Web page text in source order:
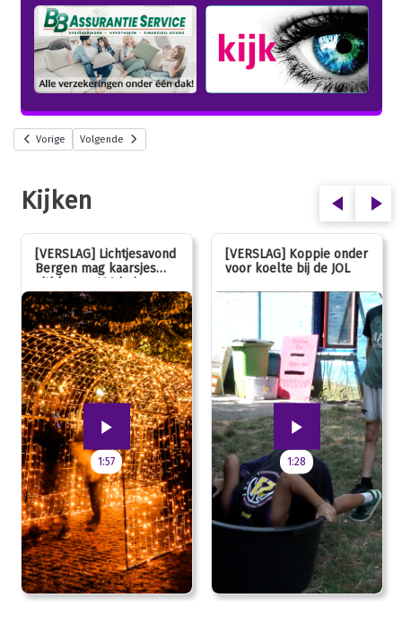
Vorige Volgende
Kijken
[VERSLAG] Lichtjesavond
Bergen mag kaarsjes
uitblazen: 100 jarig
jubileum!
1:57
[VERSLAG] Koppie onder
voor koelte bij de JOL
1:28